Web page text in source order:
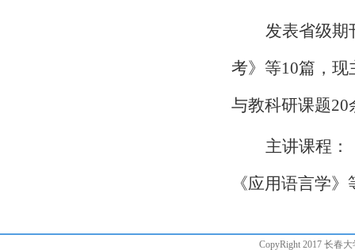
发表省级期
考》等10篇，
与教科研课题20
主讲课程：
《应用语言学》
CopyRight 2017 长春